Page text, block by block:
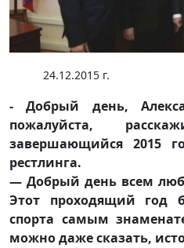
24.12.2015 г.
- Добрый день,
пожалуйста,
завершающийся 2015
рестлинга.
— Добрый день всем
Этот проходящий год
спорта самым
можно даже сказать,